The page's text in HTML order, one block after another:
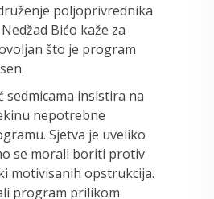
poljoprivrednika
Bićo kaže za
što je program
sedmicama insistira na
nepotrebne
Sjetva je uveliko
se morali boriti protiv
motivisanih opstrukcija.
program prilikom